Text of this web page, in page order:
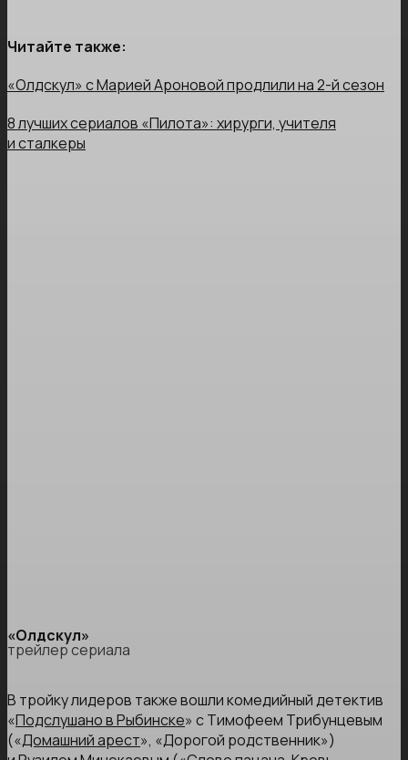
Читайте также:
«Олдскул» с Марией Ароновой продлили на 2-й сезон
8 лучших сериалов «Пилота»: хирурги, учителя
и сталкеры
«Олдскул»
трейлер сериала
В тройку лидеров также вошли комедийный детектив
«Подслушано в Рыбинске» с Тимофеем Трибунцевым
(«Домашний арест», «Дорогой родственник»)